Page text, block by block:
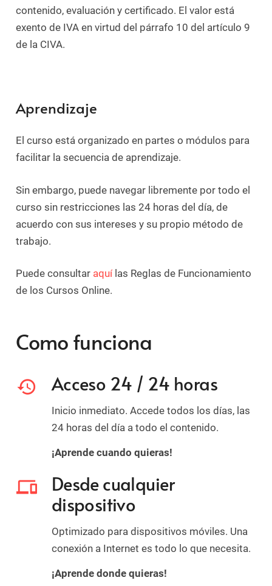
contenido, evaluación y certificado. El valor está
exento de IVA en virtud del párrafo 10 del artículo 9
de la CIVA.
Aprendizaje
El curso está organizado en partes o módulos para
facilitar la secuencia de aprendizaje.
Sin embargo, puede navegar libremente por todo el
curso sin restricciones las 24 horas del día, de
acuerdo con sus intereses y su propio método de
trabajo.
Puede consultar aquílas Reglas de Funcionamiento
de los Cursos Online.
Como funciona
history Acceso 24 / 24 horas
Inicio inmediato. Accede todos los días, las
24 horas del día a todo el contenido.
¡Aprende cuando quieras!
devices
Desde cualquier
dispositivo
Optimizado para dispositivos móviles. Una
conexión a Internet es todo lo que necesita.
¡Aprende donde quieras!